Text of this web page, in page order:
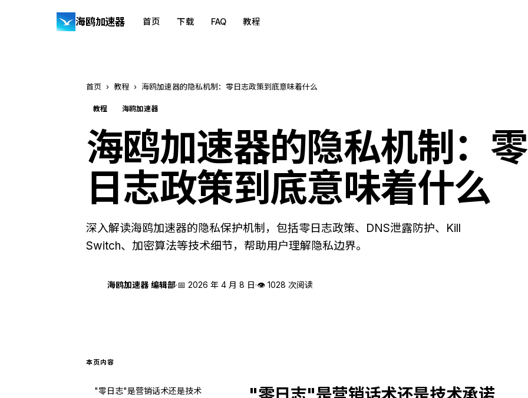
海鸥加速器 首页 下载 FAQ 教程
首页 › 教程 › 海鸥加速器的隐私机制：零日志政策到底意味着什么
教程 海鸥加速器
海鸥加速器的隐私机制：零
日志政策到底意味着什么
深入解读海鸥加速器的隐私保护机制，包括零日志政策、DNS泄露防护、Kill
Switch、加密算法等技术细节，帮助用户理解隐私边界。
海鸥加速器 编辑部·📅 2026 年 4 月 8 日·👁 1028 次阅读
本页内容
"零日志"是营销话术还是技术